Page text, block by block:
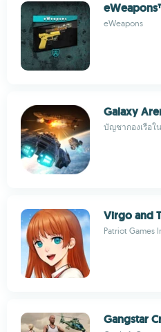
eWeapons
Galaxy
บัญชากองเรือใ
Virgo and
Patriot Games
Gangstar